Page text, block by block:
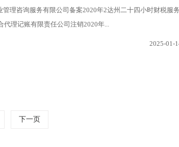
理咨询服务有限公司备案2020年2达州二十四小时财税服务
代理记账有限责任公司注销2020年...
2025-01-
下一页